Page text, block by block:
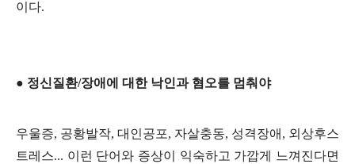
이다.
● 정신질환/장애에 대한 낙인과 혐오를 멈춰야
우울증, 공황발작, 대인공포, 자살충동, 성격장애 , 외상후스
트레스... 이런 단어와 증상이 익숙하고 가깝게 느껴진다면